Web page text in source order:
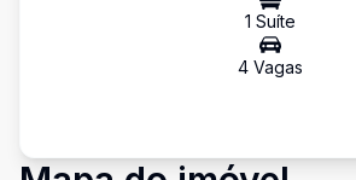
1 Suíte
4 Vagas